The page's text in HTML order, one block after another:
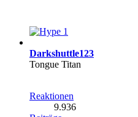
1
Darkshuttle123
Tongue Titan
Reaktionen
9.936